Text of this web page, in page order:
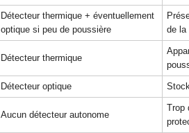
Détecteur thermique + éventuellement
optique si peu de poussière
de la
Détecteur thermique
Détecteur optique
Aucun détecteur autonome
Trop